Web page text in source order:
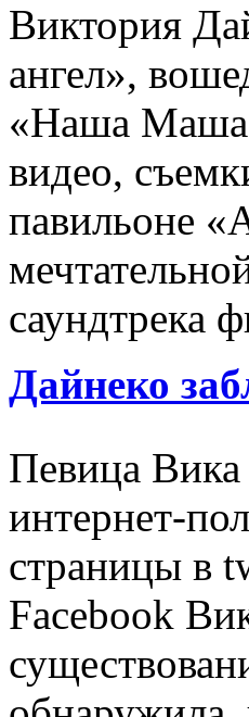
Виктория
ангел»,
«Наша Маша
видео,
павильоне
саундтрека
Дайнеко
Певица Вика
интернет-
страницы в
Facebook